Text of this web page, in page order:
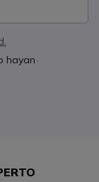
hayan